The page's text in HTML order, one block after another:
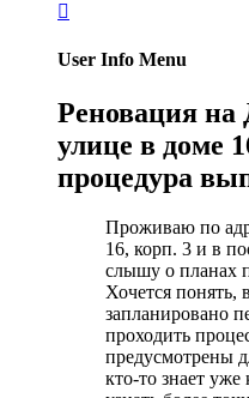

User Info Menu
Реновация на
улице в доме
процедура
Проживаю по
16, корп. 3 и в
слышу о планах
Хочется понять,
запланировано
проходить
предусмотрены
кто-то знает